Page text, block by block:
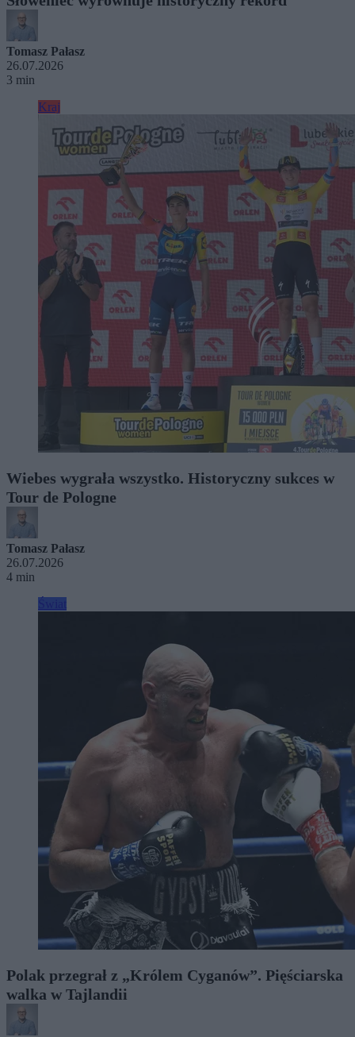
Tomasz Pałasz
26.07.2026
3 min
Kraj
Wiebes wygrała wszystko. Historyczny sukces w
Tour de Pologne
Tomasz Pałasz
26.07.2026
4 min
Polak przegrał z „Królem Cyganów”. Pięściarska
walka w Tajlandii